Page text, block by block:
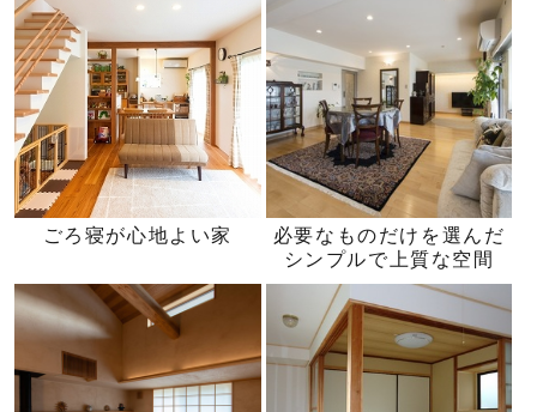
ごろ寝が心地よい家
必要なものだけを選んだ
シンプルで上質な空間